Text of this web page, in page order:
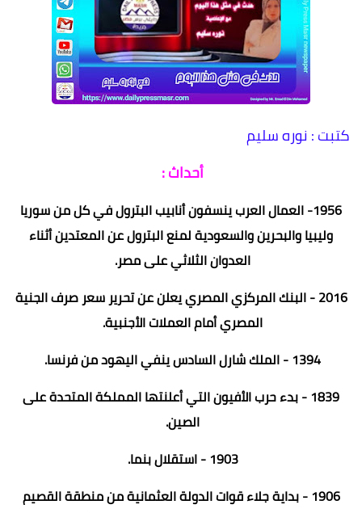
كتبت : نوره سليم
أحداث :
1956- العمال العرب ينسفون أنابيب البترول في كل من سوريا
وليبيا والبحرين والسعودية لمنع البترول عن المعتدين أثناء
العدوان الثلاثي على مصر.
2016 - البنك المركزي المصري يعلن عن تحرير سعر صرف الجنية
المصري أمام العملات الأجنبية.
1394 - الملك شارل السادس ينفي اليهود من فرنسا.
1839 - بدء حرب الأفيون التي أعلنتها المملكة المتحدة على
الصين.
1903 - استقلال بنما.
1906 - بداية جلاء قوات الدولة العثمانية من منطقة القصيم